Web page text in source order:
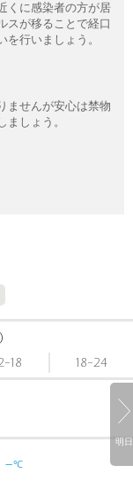
くに感染者の方が居
スが移ることで経口
行いましょう。
ませんが安心は禁物
しょう。
明日
18 18-24
-℃